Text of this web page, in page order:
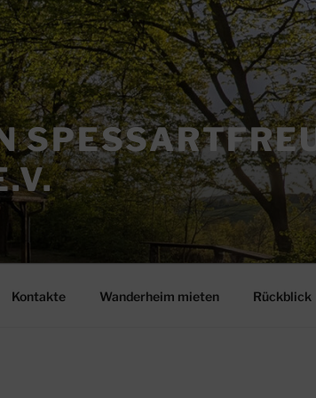
Kontakte Wanderheim mieten Rückblick